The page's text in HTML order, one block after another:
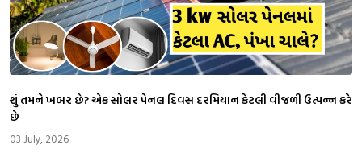
શું તમને ખબર છે? એક સોલર પેનલ દિવસ દરમિયાન કેટલી વીજળી ઉત્પન્ન કરે
છે
03 July, 2026